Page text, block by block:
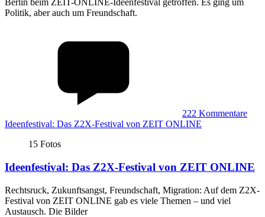
Berlin beim ZEIT-ONLINE-Ideenfestival getroffen. Es ging um
Politik, aber auch um Freundschaft.
222 Kommentare
Ideenfestival: Das Z2X-Festival von ZEIT ONLINE
15 Fotos
Ideenfestival: Das Z2X-Festival von ZEIT ONLINE
Rechtsruck, Zukunftsangst, Freundschaft, Migration: Auf dem Z2X-
Festival von ZEIT ONLINE gab es viele Themen – und viel
Austausch. Die Bilder